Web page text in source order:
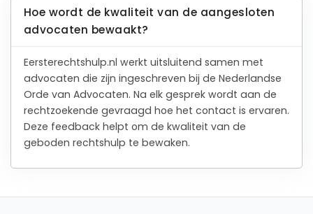
Hoe wordt de kwaliteit van de aangesloten
advocaten bewaakt?
Eersterechtshulp.nl werkt uitsluitend samen met
advocaten die zijn ingeschreven bij de Nederlandse
Orde van Advocaten. Na elk gesprek wordt aan de
rechtzoekende gevraagd hoe het contact is ervaren.
Deze feedback helpt om de kwaliteit van de
geboden rechtshulp te bewaken.